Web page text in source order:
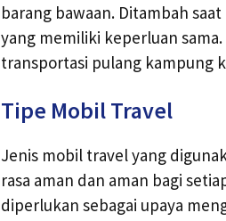
barang bawaan. Ditambah
yang memiliki keperluan
transportasi pulang kampung
Tipe Mobil Travel
Jenis mobil travel yang
rasa aman dan aman bagi
diperlukan sebagai upaya